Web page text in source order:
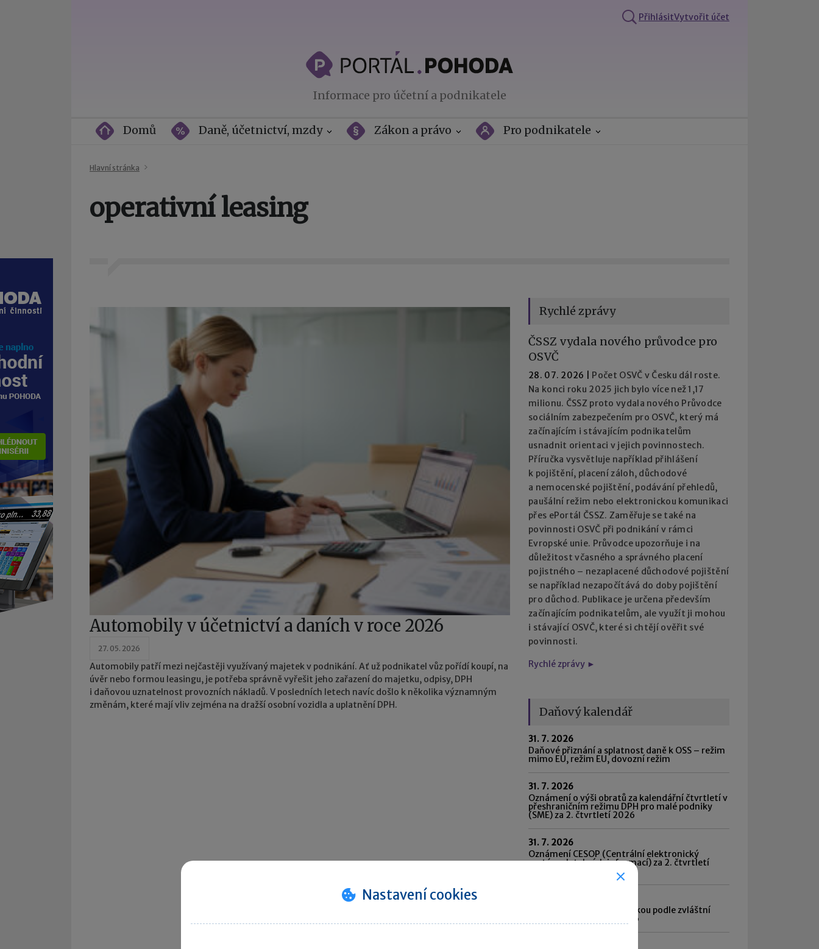
PřihlásitVytvořit účet
Informace pro účetní a podnikatele
Domů Daně, účetnictví, mzdy Zákon a právo Pro podnikatele
Hlavní stránka
operativní leasing
Automobily v účetnictví a daních v roce 2026
27. 05. 2026
Automobily patří mezi nejčastěji využívaný majetek v podnikání. Ať už podnikatel vůz pořídí koupí, na
úvěr nebo formou leasingu, je potřeba správně vyřešit jeho zařazení do majetku, odpisy, DPH
i daňovou uznatelnost provozních nákladů. V posledních letech navíc došlo k několika významným
změnám, které mají vliv zejména na dražší osobní vozidla a uplatnění DPH.
Rychlé zprávy
ČSSZ vydala nového průvodce pro
OSVČ
28. 07. 2026
Počet OSVČ v Česku dál roste.
Na konci roku 2025 jich bylo více než 1,17
milionu. ČSSZ proto vydala nového Průvodce
sociálním zabezpečením pro OSVČ, který má
začínajícím i stávajícím podnikatelům
usnadnit orientaci v jejich povinnostech.
Příručka vysvětluje například přihlášení
k pojištění, placení záloh, důchodové
a nemocenské pojištění, podávání přehledů,
paušální režim nebo elektronickou komunikaci
přes ePortál ČSSZ. Zaměřuje se také na
povinnosti OSVČ při podnikání v rámci
Evropské unie. Průvodce upozorňuje i na
důležitost včasného a správného placení
pojistného – nezaplacené důchodové pojištění
se například nezapočítává do doby pojištění
pro důchod. Publikace je určena především
začínajícím podnikatelům, ale využít ji mohou
i stávající OSVČ, které si chtějí ověřit své
povinnosti.
Rychlé zprávy ►
Daňový kalendář
31. 7. 2026
Daňové přiznání a splatnost daně k OSS – režim
mimo EU, režim EU, dovozní režim
31. 7. 2026
Oznámení o výši obratů za kalendářní čtvrtletí v
přeshraničním režimu DPH pro malé podniky
(SME) za 2. čtvrtletí 2026
31. 7. 2026
Oznámení CESOP (Centrální elektronický
systém platebních informací) za 2. čtvrtletí
Odvod daně vybírané srážkou podle zvláštní
sazby daně za červen 2026
Nastavení cookies